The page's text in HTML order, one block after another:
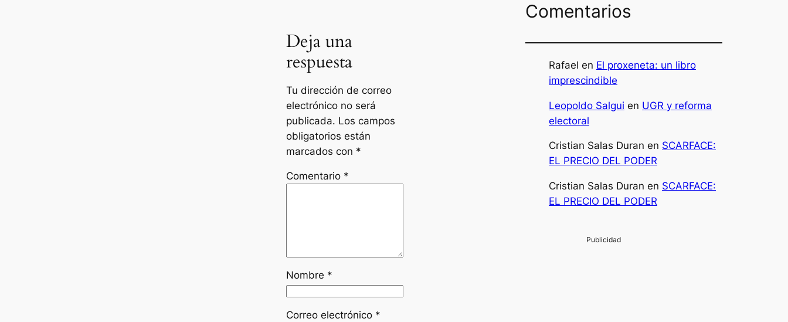
Deja una
respuesta
Tu dirección de correo
electrónico no será
publicada. Los campos
obligatorios están
marcados con *
Comentario *
Nombre *
Correo electrónico *
Comentarios
Rafael en El proxeneta: un libro
imprescindible
Leopoldo Salgui en UGR y reforma
electoral
Cristian Salas Duran en SCARFACE:
EL PRECIO DEL PODER
Cristian Salas Duran en SCARFACE:
EL PRECIO DEL PODER